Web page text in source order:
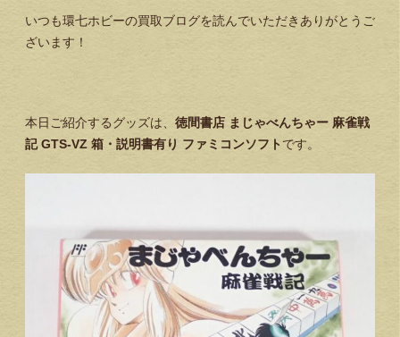
いつも環七ホビーの買取ブログを読んでいただきありがとうご
ざいます！
本日ご紹介するグッズは、 徳間書店 まじゃべんちゃー 麻雀戦
記GTS-VZ 箱・説明書有り ファミコンソフト です。